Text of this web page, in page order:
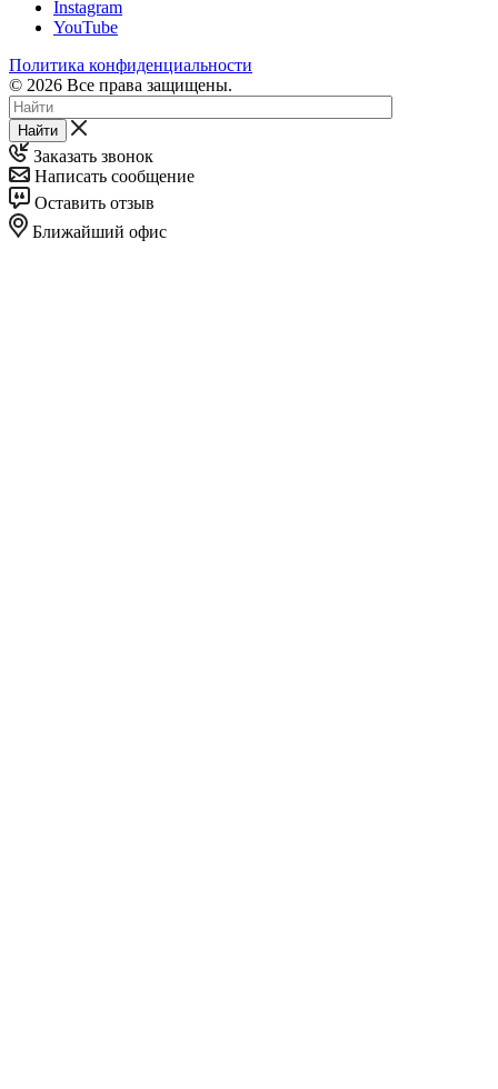
Instagram
YouTube
Политика конфиденциальности
© 2026 Все права защищены.
Найти
Заказать звонок
Написать сообщение
Оставить отзыв
Ближайший офис